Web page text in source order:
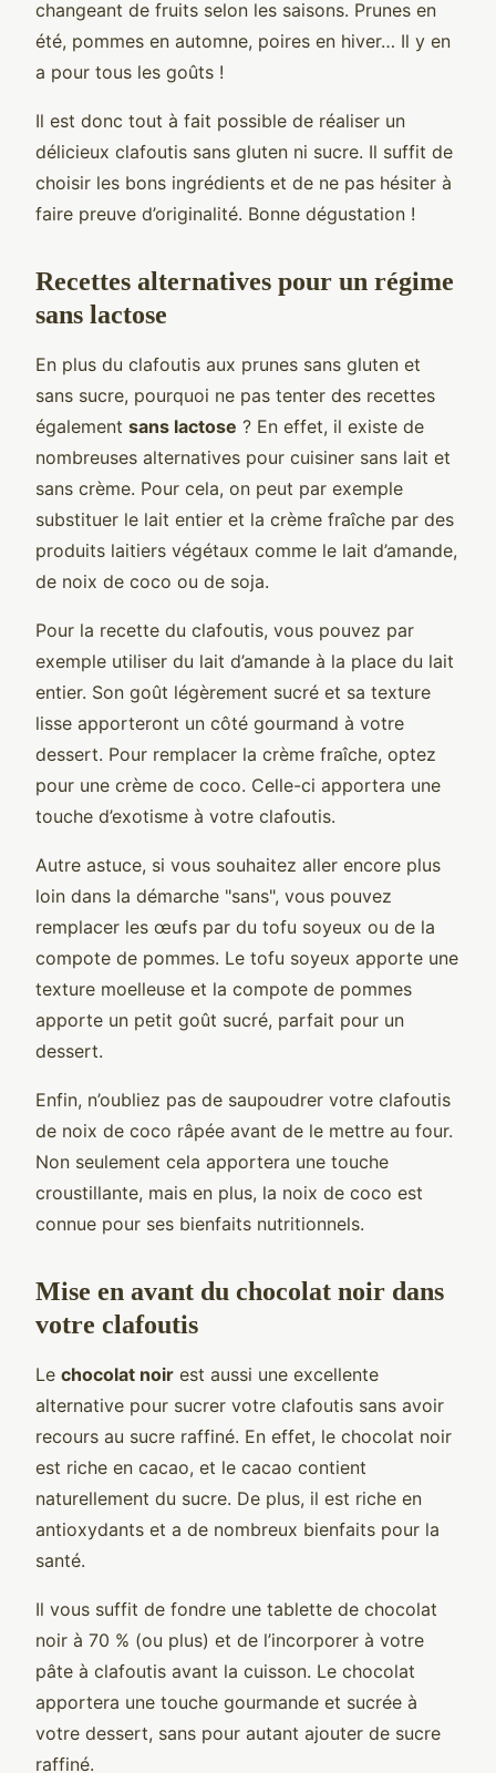
changeant de fruits selon les saisons. Prunes en
été, pommes en automne, poires en hiver… Il y en
a pour tous les goûts !
Il est donc tout à fait possible de réaliser un
délicieux clafoutis sans gluten ni sucre. Il suffit de
choisir les bons ingrédients et de ne pas hésiter à
faire preuve d’originalité. Bonne dégustation !
Recettes alternatives pour un régime
sans lactose
En plus du clafoutis aux prunes sans gluten et
sans sucre, pourquoi ne pas tenter des recettes
également sans lactose ? En effet, il existe de
nombreuses alternatives pour cuisiner sans lait et
sans crème. Pour cela, on peut par exemple
substituer le lait entier et la crème fraîche par des
produits laitiers végétaux comme le lait d’amande,
de noix de coco ou de soja.
Pour la recette du clafoutis, vous pouvez par
exemple utiliser du lait d’amande à la place du lait
entier. Son goût légèrement sucré et sa texture
lisse apporteront un côté gourmand à votre
dessert. Pour remplacer la crème fraîche, optez
pour une crème de coco. Celle-ci apportera une
touche d’exotisme à votre clafoutis.
Autre astuce, si vous souhaitez aller encore plus
loin dans la démarche "sans", vous pouvez
remplacer les œufs par du tofu soyeux ou de la
compote de pommes. Le tofu soyeux apporte une
texture moelleuse et la compote de pommes
apporte un petit goût sucré, parfait pour un
dessert.
Enfin, n’oubliez pas de saupoudrer votre clafoutis
de noix de coco râpée avant de le mettre au four.
Non seulement cela apportera une touche
croustillante, mais en plus, la noix de coco est
connue pour ses bienfaits nutritionnels.
Mise en avant du chocolat noir dans
votre clafoutis
Le chocolat noir est aussi une excellente
alternative pour sucrer votre clafoutis sans avoir
recours au sucre raffiné. En effet, le chocolat noir
est riche en cacao, et le cacao contient
naturellement du sucre. De plus, il est riche en
antioxydants et a de nombreux bienfaits pour la
santé.
Il vous suffit de fondre une tablette de chocolat
noir à 70 % (ou plus) et de l’incorporer à votre
pâte à clafoutis avant la cuisson. Le chocolat
apportera une touche gourmande et sucrée à
votre dessert, sans pour autant ajouter de sucre
raffiné.